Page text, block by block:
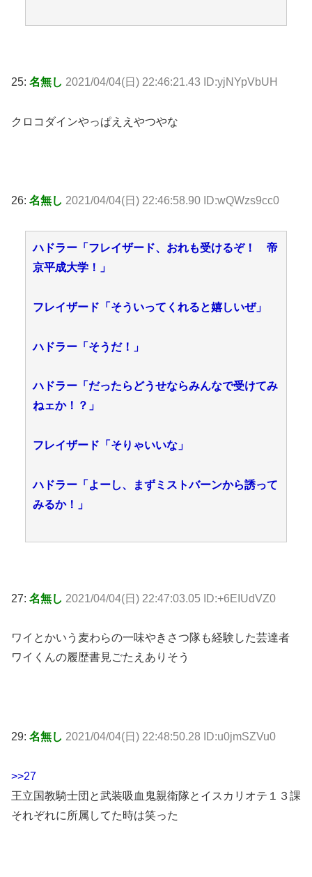
25: 名無し 2021/04/04(日) 22:46:21.43 ID:yjNYpVbUH
クロコダインやっぱええやつやな
26: 名無し 2021/04/04(日) 22:46:58.90 ID:wQWzs9cc0
ハドラー「フレイザード、おれも受けるぞ！ 帝
京平成大学！」
フレイザード「そういってくれると嬉しいぜ」
ハドラー「そうだ！」
ハドラー「だったらどうせならみんなで受けてみ
ねェか！？」
フレイザード「そりゃいいな」
ハドラー「よーし、まずミストバーンから誘って
みるか！」
27: 名無し 2021/04/04(日) 22:47:03.05 ID:+6EIUdVZ0
ワイとかいう麦わらの一味やきさつ隊も経験した芸達者
ワイくんの履歴書見ごたえありそう
29: 名無し 2021/04/04(日) 22:48:50.28 ID:u0jmSZVu0
>>27
王立国教騎士団と武装吸血鬼親衛隊とイスカリオテ１３課
それぞれに所属してた時は笑った